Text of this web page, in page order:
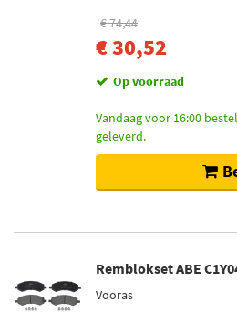
€ 74,44
€ 30,52
Op voorraad
Vandaag voor 16:00
geleverd.
Remblokset ABE
Vooras